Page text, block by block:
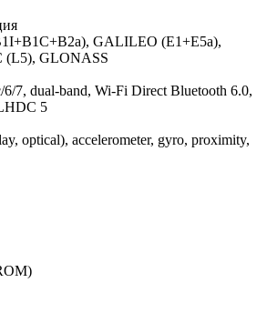
GALILEO (E1+E5a),
(L5), GLONASS
6/7, dual-band, Wi-Fi Direct Bluetooth 6.0,
5
optical), accelerometer, gyro, proximity,